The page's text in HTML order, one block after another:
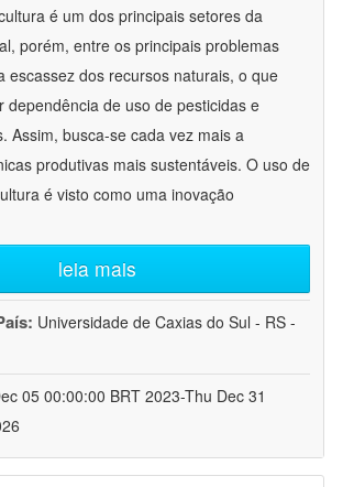
é um dos principais setores da
porém, entre os principais problemas
escassez dos recursos naturais, o que
dependência de uso de pesticidas e
Assim, busca-se cada vez mais a
produtivas mais sustentáveis. O uso de
é visto como uma inovação
leia mais
Universidade de Caxias do Sul - RS -
05 00:00:00 BRT 2023-Thu Dec 31